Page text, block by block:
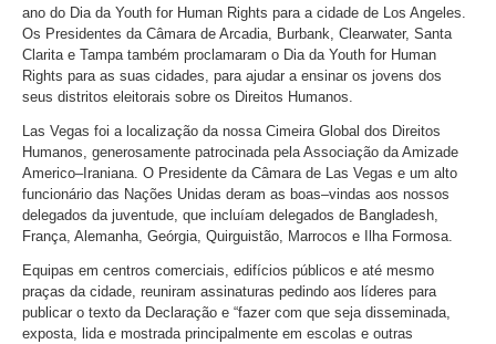
ano do Dia da Youth for Human Rights para a cidade de Los Angeles.
Os Presidentes da Câmara de Arcadia, Burbank, Clearwater, Santa
Clarita e Tampa também proclamaram o Dia da Youth for Human
Rights para as suas cidades, para ajudar a ensinar os jovens dos
seus distritos eleitorais sobre os Direitos Humanos.
Las Vegas foi a localização da nossa Cimeira Global dos Direitos
Humanos, generosamente patrocinada pela Associação da Amizade
Americo–Iraniana. O Presidente da Câmara de Las Vegas e um alto
funcionário das Nações Unidas deram as boas–vindas aos nossos
delegados da juventude, que incluíam delegados de Bangladesh,
França, Alemanha, Geórgia, Quirguistão, Marrocos e Ilha Formosa.
Equipas em centros comerciais, edifícios públicos e até mesmo
praças da cidade, reuniram assinaturas pedindo aos líderes para
publicar o texto da Declaração e “fazer com que seja disseminada,
exposta, lida e mostrada principalmente em escolas e outras